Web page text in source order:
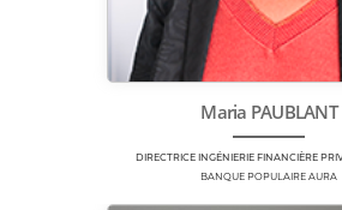
Maria PAUBLANT
DIRECTRICE INGÉNIERIE FINANCIÈRE
BANQUE POPULAIRE AURA